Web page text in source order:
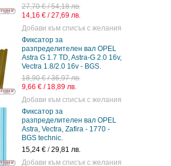
27,70 € / 54,18 лв.
14,16 € / 27,69 лв.
Добави към списък с желания
Фиксатор за
разпределителен вал OPEL
Astra G 1.7 TD, Astra-G 2.0 16v,
Vectra 1.8/2.0 16v - BGS.
18,90 € / 36,97 лв.
9,66 € / 18,89 лв.
Добави към списък с желания
Фиксатор за
разпределителен вал OPEL
Astra, Vectra, Zafira - 1770 -
BGS technic.
15,24 €/29,81 лв.
Добави към списък с желания